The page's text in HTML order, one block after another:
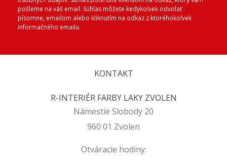
pošleme na váš email. Súhlas môžete kedykoľvek odvolať
písomne, emailom alebo kliknutím na odkaz z ktoréhokoľvek
informačného emailu.
KONTAKT
R-INTERIÉR FARBY LAKY ZVOLEN
Námestie Slobody 20
960 01 Zvolen
Otváracie hodiny: